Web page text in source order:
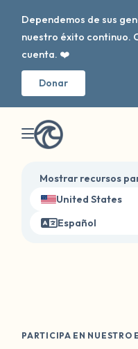
Dependemos de sus
nuestro éxito continuo.
cuenta. ❤️
Donar
Mostrar recursos
United States
Español
PARTICIPA EN NUESTRO